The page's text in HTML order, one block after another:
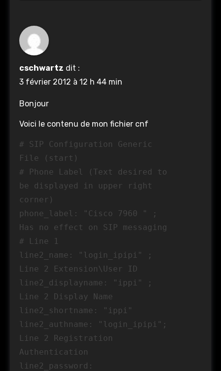
cschwartz dit :
3 février 2012 à 12 h 44 min
Bonjour
Voici le contenu de mon fichier cnf
# SIP Configuration Generic
File (start)
# Phone Label (Text desired to
be displayed in upper right
corner)
phone_label: "Cisco 7960 " ;
Has no effect on SIP messaging
# Line 1
line2_name: "login_ipipi" ;
Line 2 Extension\User ID
line2_displayname: "ippi" ;
Line 2 Display Name
line2_shortname: "ippi"
line2_authname: "login_ipipi";
Line 2 Registration
Authentication
line2_password: